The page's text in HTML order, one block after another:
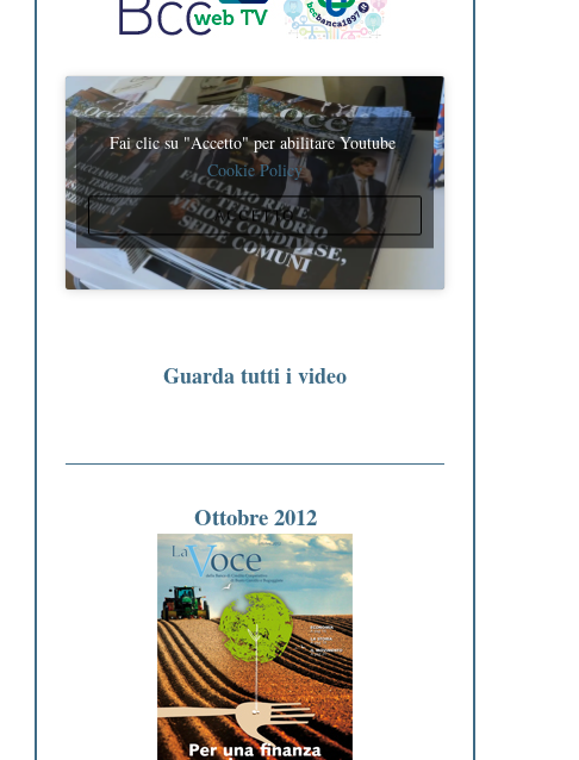
Fai clic su "Accetto" per abilitare Youtube
Cookie Policy
ACCETTO
Guarda tutti i video
Ottobre 2012